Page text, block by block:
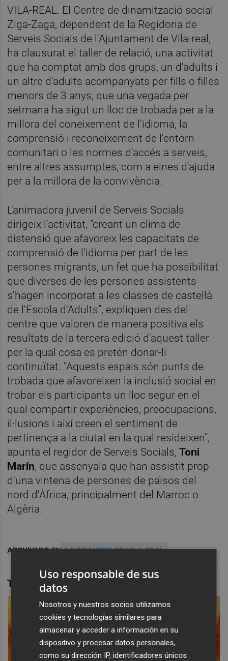
VILA-REAL. El Centre de dinamització social
Ziga-Zaga, dependent de la Regidoria de
Serveis Socials de l'Ajuntament de Vila-real,
ha clausurat el taller de relació, una activitat
que ha comptat amb dos grups, un d'adults i
un altre d'adults acompanyats per fills o filles
menors de 3 anys, que una vegada per
setmana ha sigut un lloc de trobada per a la
millora del coneixement de l'idioma, la
comprensió i reconeixement de l'entorn
comunitari o les normes d'accés a serveis,
entre altres assumptes, com a eines d'ajuda
per a la millora de la convivència.
L'animadora juvenil de Serveis Socials
dirigeix l'activitat, “creant un clima de
distensió que afavoreix les capacitats de
comprensió de l'idioma per part de les
persones migrants, un fet que ha possibilitat
que diverses de les persones assistents
s'hagen incorporat a les classes de castellà
de l'Escola d'Adults”, expliquen des del
centre que valoren de manera positiva els
resultats de la tercera edició d'aquest taller
per la qual cosa es pretén donar-li
continuïtat. “Aquests espais són punts de
trobada que afavoreixen la inclusió social en
trobar els participants un lloc segur en el
qual compartir experiències, preocupacions,
il·lusions i així creen el sentiment de
pertinença a la ciutat en la qual resideixen”,
apunta el regidor de Serveis Socials,Toni
Marín, que assenyala que han assistit prop
d'una vintena de persones de països del
nord d'Àfrica, principalment del Marroc o
Algèria.
ARCHIVADO EN AJUNTAMENT DE VILA-REAL
TAMBIÉN TE PUEDE INTERESAR
Uso responsable de sus
datos
Nosotros y nuestros socios utilizamos
cookies y tecnologías similares para
almacenar y acceder a información en su
dispositivo y procesar datos personales,
como su dirección IP, identificadores únicos